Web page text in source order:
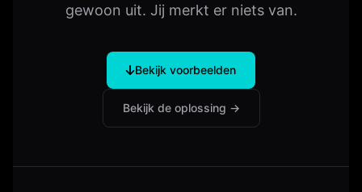
gewoon uit. Jij merkt er niets van.
Bekijk voorbeelden
Bekijk de oplossing →